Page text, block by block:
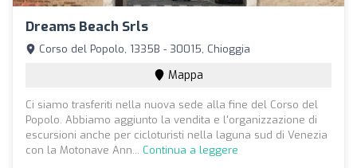
Dreams Beach Srls
Corso del Popolo, 1335B - 30015, Chioggia
Mappa
Ci siamo trasferiti nella nuova sede alla fine del Corso del
Popolo. Abbiamo aggiunto la vendita e l'organizzazione di
escursioni anche per cicloturisti nella laguna sud di Venezia
con la Motonave Ann... Continua a leggere